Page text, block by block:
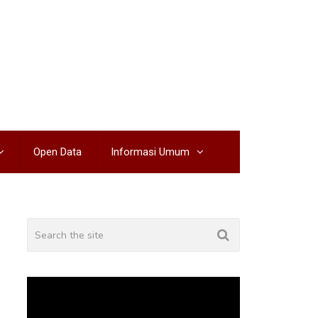
Open Data Informasi Umum